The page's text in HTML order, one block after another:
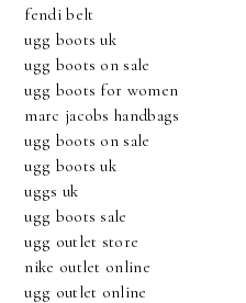
fendi belt
ugg boots uk
ugg boots on sale
ugg boots for women
marc jacobs handbags
ugg boots on sale
ugg boots uk
uggs uk
ugg boots sale
ugg outlet store
nike outlet online
ugg outlet online